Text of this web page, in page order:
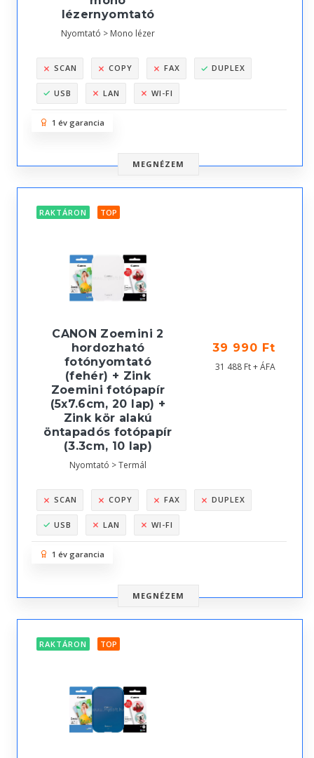
lézernyomtató
Nyomtató > Mono lézer
SCAN COPY FAX DUPLEX
USB LAN WI-FI
1 év garancia
MEGNÉZEM
RAKTÁRON TOP
CANON Zoemini 2
hordozható
fotónyomtató
(fehér) + Zink
Zoemini fotópapír
(5x7.6cm, 20 lap) +
Zink kör alakú
öntapadós fotópapír
(3.3cm, 10 lap)
Nyomtató > Termál
39 990 Ft
31 488 Ft + ÁFA
SCAN COPY FAX DUPLEX
USB LAN WI-FI
1 év garancia
MEGNÉZEM
RAKTÁRON TOP